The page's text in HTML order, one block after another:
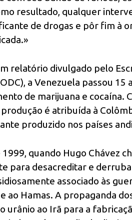
resultado, qualquer
de drogas e pôr fim à
relatório divulgado pelo
a Venezuela passou
de marijuana e
é atribuída à
produzido nos países
quando Hugo Chávez
para desacreditar e
associado às
ao Hamas. A propaganda
urânio ao Irã para a